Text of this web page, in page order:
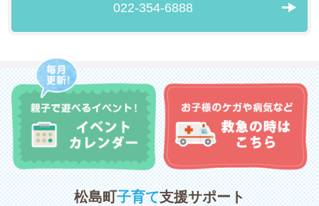
022-354-6888
松島町子育て支援サポート